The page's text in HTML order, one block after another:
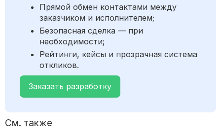
Прямой обмен контактами между
заказчиком и исполнителем;
Безопасная сделка — при
необходимости;
Рейтинги, кейсы и прозрачная система
откликов.
Заказать разработку
См. также